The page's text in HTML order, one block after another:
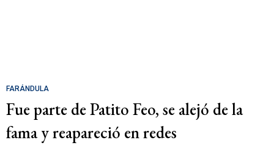
FARÁNDULA
Fue parte de Patito Feo, se alejó de la
fama y reapareció en redes